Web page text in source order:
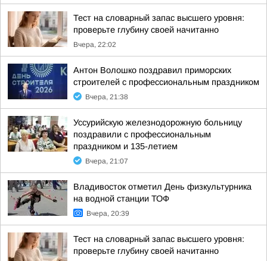
Тест на словарный запас высшего уровня:
проверьте глубину своей начитанно
Вчера, 22:02
Антон Волошко поздравил приморских
строителей с профессиональным праздником
Вчера, 21:38
Уссурийскую железнодорожную больницу
поздравили с профессиональным
праздником и 135-летием
Вчера, 21:07
Владивосток отметил День физкультурника
на водной станции ТОФ
Вчера, 20:39
Тест на словарный запас высшего уровня:
проверьте глубину своей начитанно